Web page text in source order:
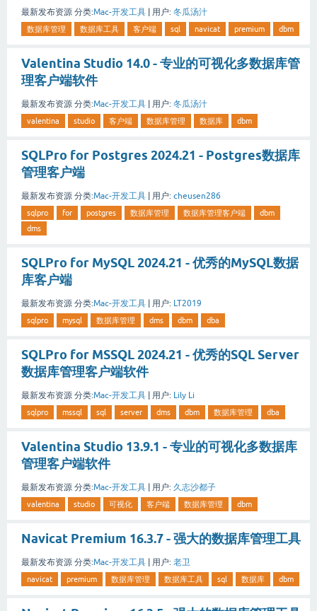
最新发布资源 分类:Mac-开发工具 | 用户: 冬瓜汤汁
数据库管理 数据库工具 客户端 sql navicat premium dbm
Valentina Studio 14.0 - 专业的可视化多数据库管
理客户端软件
最新发布资源 分类:Mac-开发工具 | 用户: 冬瓜汤汁
valentina studio 客户端 数据库管理 数据库 dbm
SQLPro for Postgres 2024.21 - Postgres数据库
管理客户端
最新发布资源 分类:Mac-开发工具 | 用户: cheusen286
sqlpro for postgres 数据库管理 数据库管理客户端
dbm
dms
SQLPro for MySQL 2024.21 - 优秀的MySQL数据
库客户端
最新发布资源 分类:Mac-开发工具 | 用户: LT2019
sqlpro mysql 数据库管理 dms dbm dba
SQLPro for MSSQL 2024.21 - 优秀的SQL Server
数据库管理客户端软件
最新发布资源 分类:Mac-开发工具 | 用户: Lily Li
sqlpro mssql sql server dms dbm 数据库管理 dba
Valentina Studio 13.9.1 - 专业的可视化多数据库
管理客户端软件
最新发布资源 分类:Mac-开发工具 | 用户: 久志沙都子
valentina studio 可视化 客户端 数据库管理 dbm
Navicat Premium 16.3.7 - 强大的数据库管理工具
最新发布资源 分类:Mac-开发工具 | 用户: 老卫
navicat premium 数据库管理 数据库工具 sql 数据库 dbm